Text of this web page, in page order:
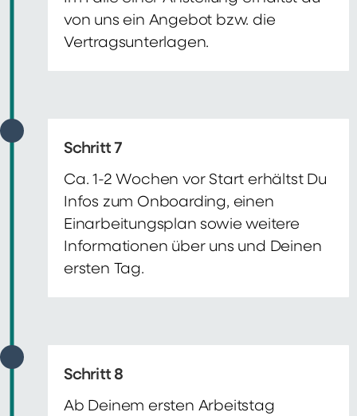
von uns ein Angebot bzw. die
Vertragsunterlagen.
Schritt 7
Ca. 1-2 Wochen vor Start erhältst Du
Infos zum Onboarding, einen
Einarbeitungsplan sowie weitere
Informationen über uns und Deinen
ersten Tag.
Schritt 8
Ab Deinem ersten Arbeitstag